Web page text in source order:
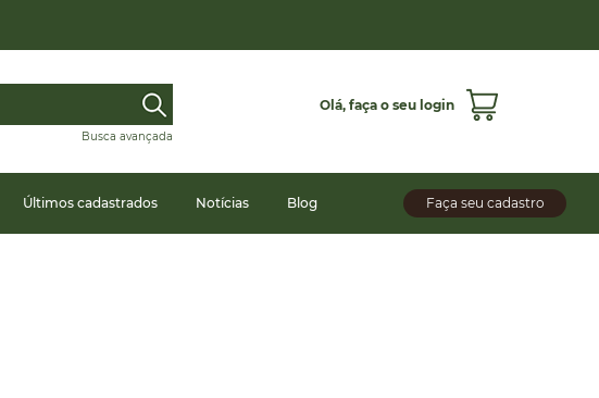
Busca avançada
Olá, faça o seu login
Faça seu cadastro
Últimos cadastrados Notícias Blog